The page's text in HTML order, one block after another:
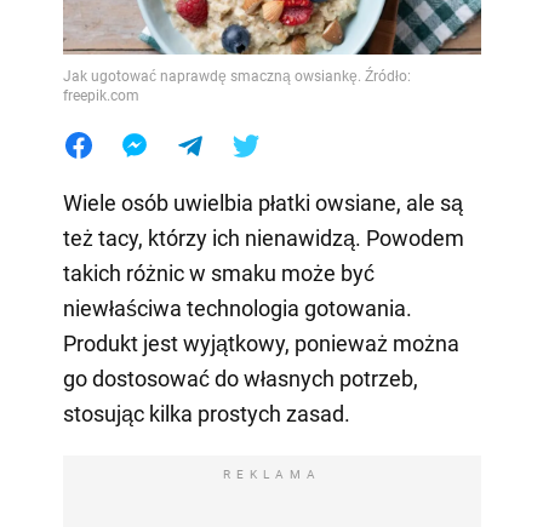
Jak ugotować naprawdę smaczną owsiankę. Źródło:
freepik.com
Wiele osób uwielbia płatki owsiane, ale są
też tacy, którzy ich nienawidzą. Powodem
takich różnic w smaku może być
niewłaściwa technologia gotowania.
Produkt jest wyjątkowy, ponieważ można
go dostosować do własnych potrzeb,
stosując kilka prostych zasad.
REKLAMA